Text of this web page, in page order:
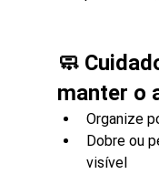
🧼
manter o
Organize
Dobre ou
visível